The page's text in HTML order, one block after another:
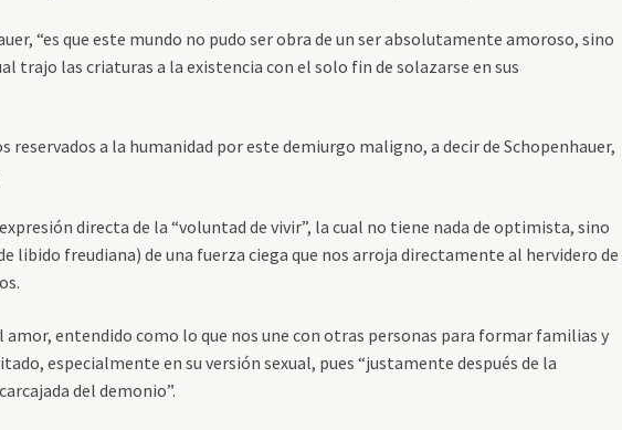
“es que este mundo no pudo ser obra de un ser absolutamente amoroso, sino
trajo las criaturas a la existencia con el solo fin de solazarse en sus
a la humanidad por este demiurgo maligno, a decir de Schopenhauer,
directa de la “voluntad de vivir”, la cual no tiene nada de optimista, sino
libido freudiana) de una fuerza ciega que nos arroja directamente al hervidero de
amor, entendido como lo que nos une con otras personas para formar familias y
especialmente en su versión sexual, pues “justamente después de la
del demonio”.